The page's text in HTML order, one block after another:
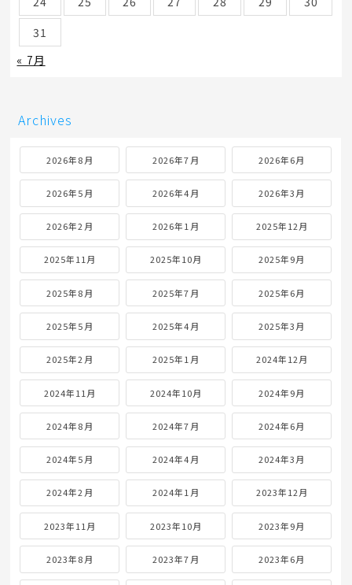
31
« 7月
Archives
2026年8月 2026年7月 2026年6月
2026年5月 2026年4月 2026年3月
2026年2月 2026年1月 2025年12月
2025年11月 2025年10月 2025年9月
2025年8月 2025年7月 2025年6月
2025年5月 2025年4月 2025年3月
2025年2月 2025年1月 2024年12月
2024年11月 2024年10月 2024年9月
2024年8月 2024年7月 2024年6月
2024年5月 2024年4月 2024年3月
2024年2月 2024年1月 2023年12月
2023年11月 2023年10月 2023年9月
2023年8月 2023年7月 2023年6月